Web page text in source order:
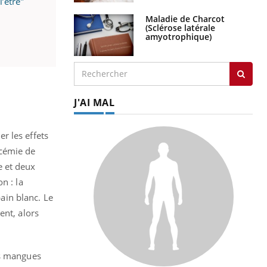
les effets
de
et deux
: la
blanc. Le
alors
Maladie de Charcot
(Sclérose latérale
amyotrophique)
J'AI MAL